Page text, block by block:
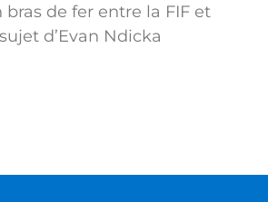
bras de fer entre la FIF et
d’Evan Ndicka